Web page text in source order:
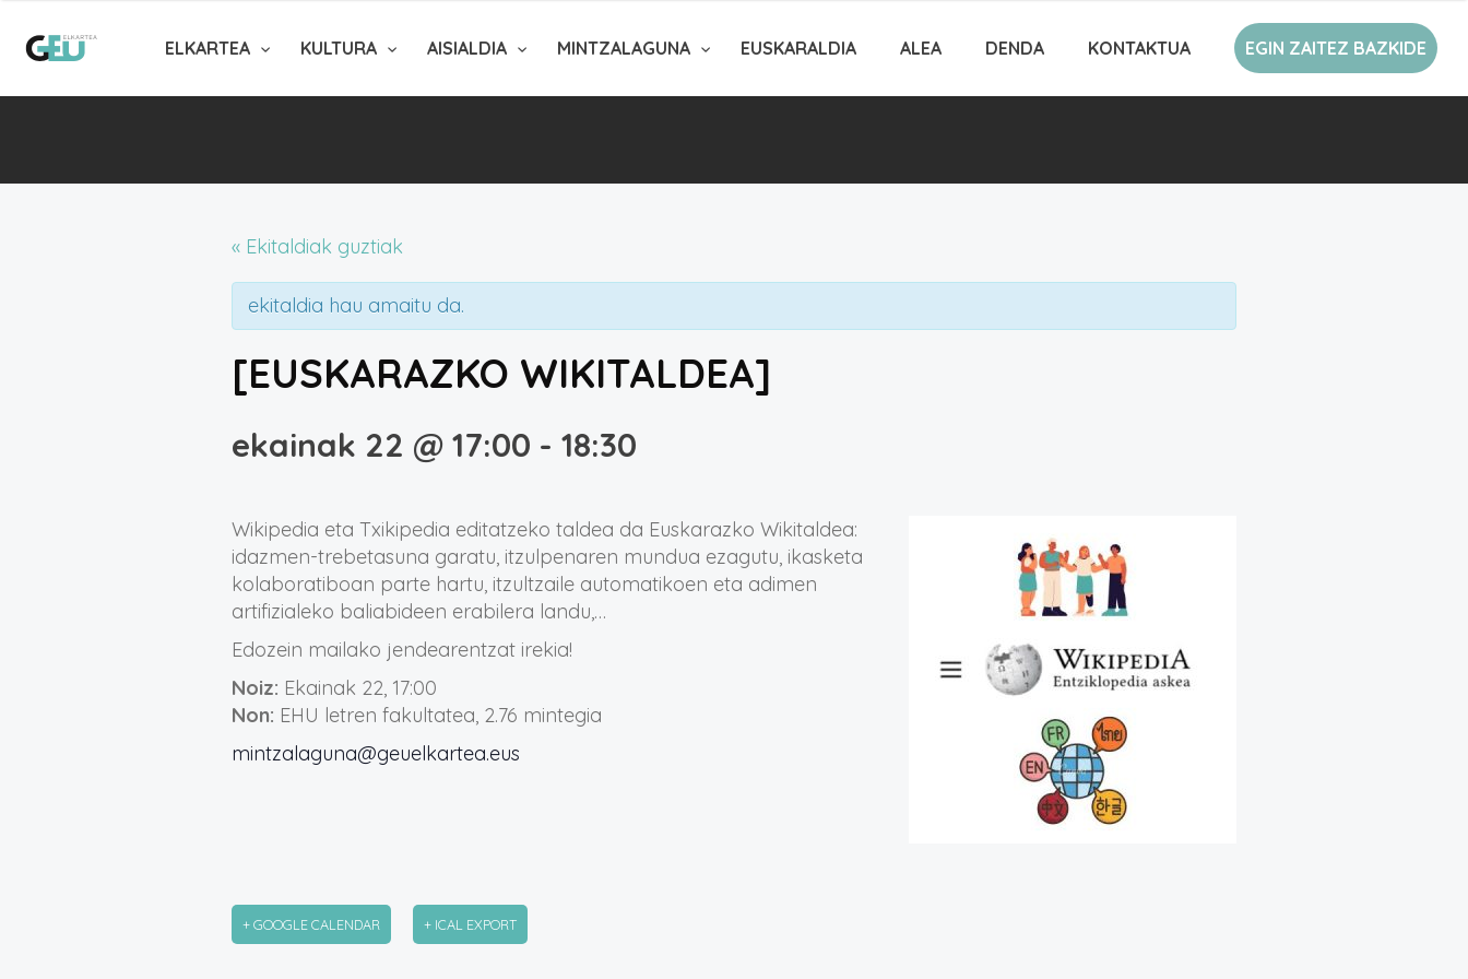
ELKARTEA KULTURA AISIALDIA MINTZALAGUNA EUSKARALDIA ALEA DENDA KONTAKTUA EGIN ZAITEZ BAZKIDE
« Ekitaldiak guztiak
ekitaldia hau amaitu da.
[EUSKARAZKO WIKITALDEA]
ekainak 22 @ 17:00 - 18:30
Wikipedia eta Txikipedia editatzeko taldea da Euskarazko Wikitaldea:
idazmen-trebetasuna garatu, itzulpenaren mundua ezagutu, ikasketa
kolaboratiboan parte hartu, itzultzaile automatikoen eta adimen
artifizialeko baliabideen erabilera landu,…
Edozein mailako jendearentzat irekia!
Noiz: Ekainak 22, 17:00
Non: EHU letren fakultatea, 2.76 mintegia
mintzalaguna@geuelkartea.eus
+ GOOGLE CALENDAR + ICAL EXPORT